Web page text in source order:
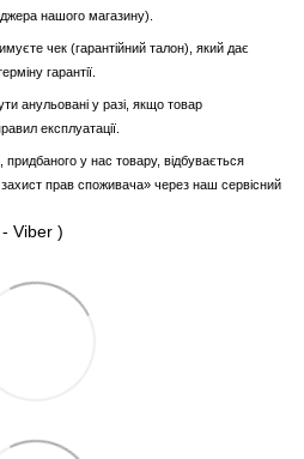
нашого магазину).
чек (гарантійний талон), який дає
гарантії.
анульовані у разі, якщо товар
експлуатації.
у нас товару, відбувається
прав споживача» через наш сервісний
Viber )